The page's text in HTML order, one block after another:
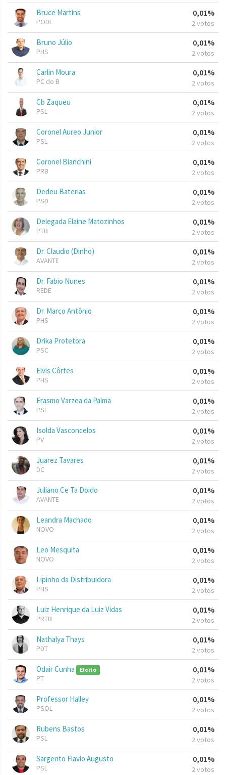
Bruce Martins
PODE
0,01%
2 votos
Bruno Júlio
PHS
0,01%
2 votos
Carlin Moura
PC do B
0,01%
2 votos
Cb Zaqueu
PSL
0,01%
2 votos
Coronel Aureo Junior
PSL
0,01%
2 votos
Coronel Bianchini
PRB
0,01%
2 votos
Dedeu Baterias
PSD
0,01%
2 votos
Delegada Elaine Matozinhos
PTB
0,01%
2 votos
Dr. Claudio (Dinho)
AVANTE
0,01%
2 votos
Dr. Fabio Nunes
REDE
0,01%
2 votos
Dr. Marco Antônio
PHS
0,01%
2 votos
Drika Protetora
PSC
0,01%
2 votos
Elvis Côrtes
PHS
0,01%
2 votos
Erasmo Varzea da Palma
PSL
0,01%
2 votos
Isolda Vasconcelos
PV
0,01%
2 votos
Juarez Tavares
DC
0,01%
2 votos
Juliano Ce Ta Doido
AVANTE
0,01%
2 votos
Leandra Machado
NOVO
0,01%
2 votos
Leo Mesquita
NOVO
0,01%
2 votos
Lipinho da Distribuidora
PHS
0,01%
2 votos
Luiz Henrique da Luiz Vidas
PRTB
0,01%
2 votos
Nathalya Thays
PDT
0,01%
2 votos
Odair Cunha Eleito
PT
0,01%
2 votos
Professor Halley
PSOL
0,01%
2 votos
Rubens Bastos
PSL
0,01%
2 votos
Sargento Flavio Augusto
PSL
0,01%
2 votos